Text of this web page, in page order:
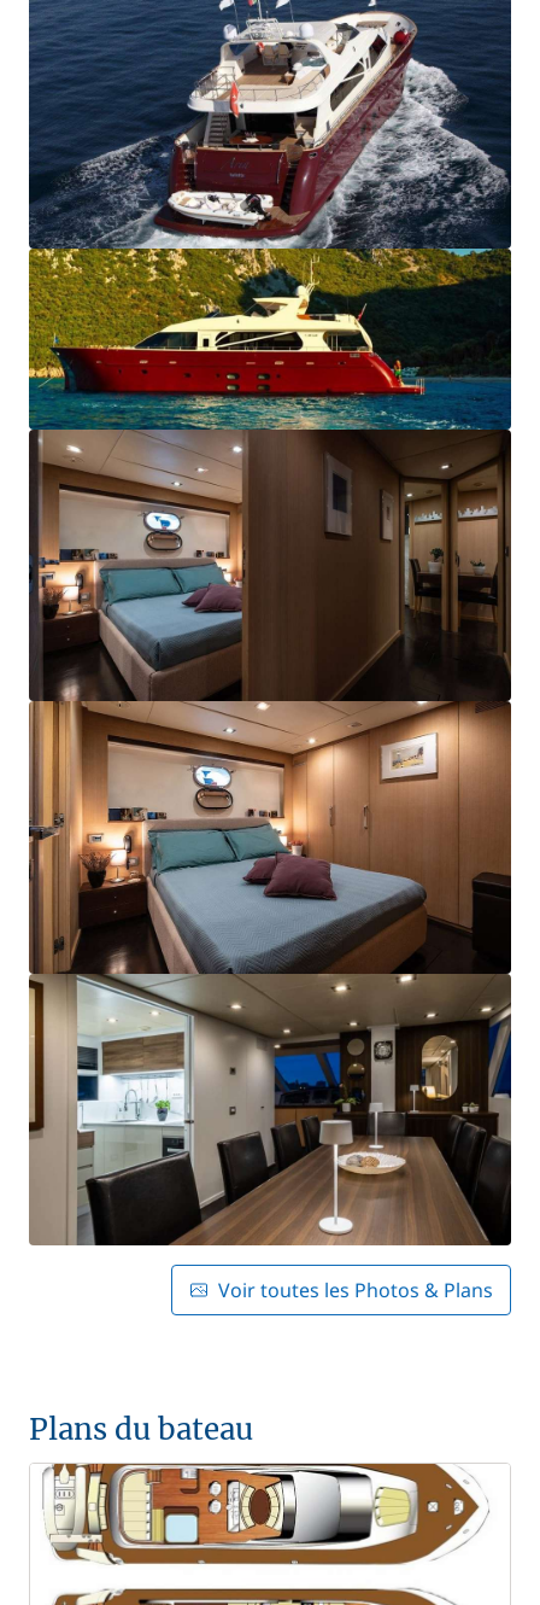
Voir toutes les Photos & Plans
Plans du bateau